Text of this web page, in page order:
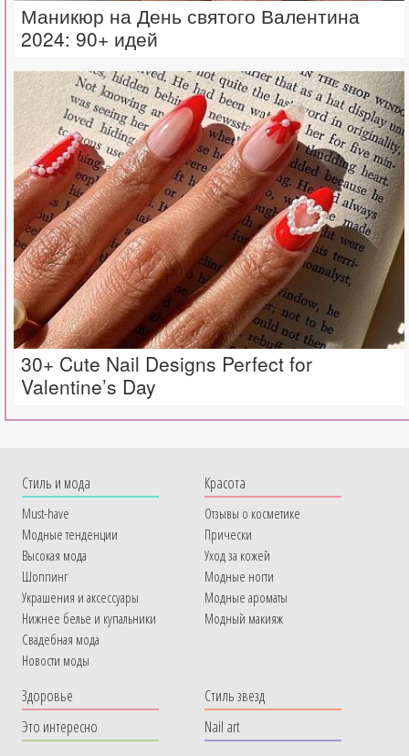
Маникюр на День святого Валентина
2024: 90+ идей
30+ Cute Nail Designs Perfect for
Valentine’s Day
Cтиль и мода
Must-have
Модные тенденции
Высокая мода
Шоппинг
Украшения и аксессуары
Нижнее белье и купальники
Свадебная мода
Новости моды
Красота
Отзывы о косметике
Прически
Уход за кожей
Модные ногти
Модные ароматы
Модный макияж
Здоровье
Это интересно
Стиль звезд
Nail art